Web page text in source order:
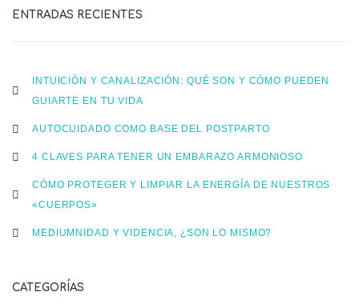
ENTRADAS RECIENTES
INTUICIÓN Y CANALIZACIÓN: QUÉ SON Y CÓMO PUEDEN
GUIARTE EN TU VIDA
AUTOCUIDADO COMO BASE DEL POSTPARTO
4 CLAVES PARA TENER UN EMBARAZO ARMONIOSO
CÓMO PROTEGER Y LIMPIAR LA ENERGÍA DE NUESTROS
«CUERPOS»
MEDIUMNIDAD Y VIDENCIA, ¿SON LO MISMO?
CATEGORÍAS